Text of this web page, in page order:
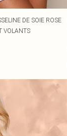
DE SOIE ROSE
VOLANTS